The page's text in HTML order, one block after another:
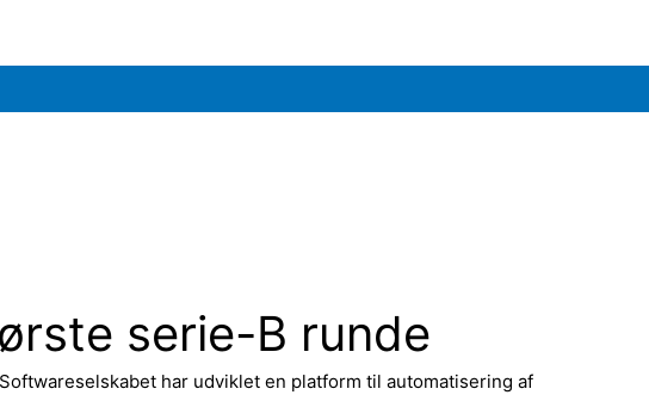
serie-B runde
har udviklet en platform til automatisering af